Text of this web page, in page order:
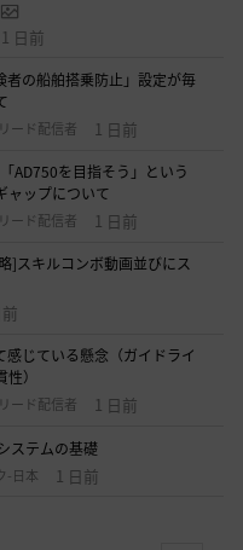
1 日前
者の船舶搭乗防止」設定が毎
ード配信者 1 日前
AD750を目指そう」という
ャップについて
ード配信者 1 日前
]スキルコンボ動画並びにス
感じている懸念（ガイドライ
）
ード配信者 1 日前
ステムの基礎
-日本 1 日前